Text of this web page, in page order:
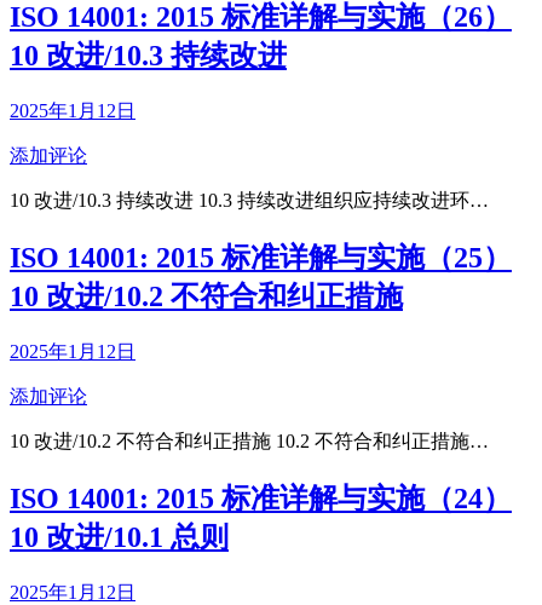
ISO 14001: 2015 标准详解与实施（26）
10 改进/10.3 持续改进
2025年1月12日
添加评论
10 改进/10.3 持续改进 10.3 持续改进组织应持续改进环…
ISO 14001: 2015 标准详解与实施（25）
10 改进/10.2 不符合和纠正措施
2025年1月12日
添加评论
10 改进/10.2 不符合和纠正措施 10.2 不符合和纠正措施…
ISO 14001: 2015 标准详解与实施（24）
10 改进/10.1 总则
2025年1月12日